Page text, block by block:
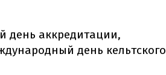
день аккредитации,
день кельтского